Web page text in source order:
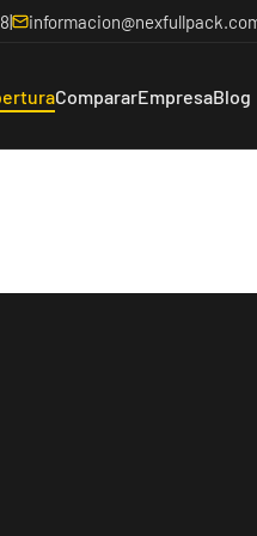
|
CompararEmpresaBlog